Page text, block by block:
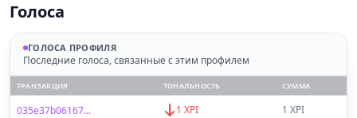
Голоса
ГОЛОСА ПРОФИЛЯ
Последние голоса, связанные с этим профилем
ТРАНЗАКЦИЯ ТОНАЛЬНОСТЬ СУММА
035e37b06167... 1 XPI 1 XPI